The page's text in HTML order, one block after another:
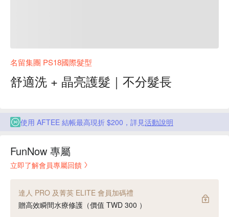
名留集團 PS18國際髮型
舒適洗 + 晶亮護髮｜不分髮長
使用 AFTEE 結帳最高現折 $200，詳見活動說明
FunNow 專屬
立即了解會員專屬回饋
達人 PRO 及菁英 ELITE 會員加碼禮
贈高效瞬間水療修護（價值 TWD 300 ）